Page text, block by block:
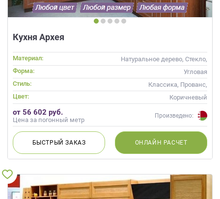
Кухня Архея
Материал:
Натуральное дерево, Стекло,
Массив, С патиной
Форма:
Угловая
Стиль:
Классика, Прованс,
Неоклассика
Цвет: Коричневый
от 56 602 руб.
Цена за погонный метр
Произведено:
БЫСТРЫЙЗАКАЗ ОНЛАЙН РАСЧЕТ